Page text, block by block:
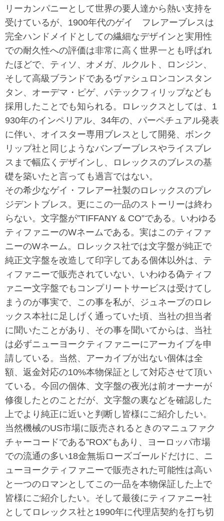
リーカンパニーとして世界の要人達から熱い支持を
受けているが、1900年代のゲイ フレアーブレスは
完全ハンドメイドとしての繊細なデザインと実用性
での耐久性への評価は非常に高く世界一とも呼ばれ
たほどで、ティソ、オメガ、ルクルト、ロンジン、
そして高級ブランドであるヴァシュロンコンスタン
タン、オーデマ・ピゲ、パテックフィリップなども
採用したことでも知られる。ロレックスとしては、1
930年のインペリアル、34年の、パーペチュアル発表
に伴い、オイスター専用ブレスとして開発、ボンク
リップ社と同じようなバンブーブレスやライスブレ
スまで幅広くデザインし、ロレックスのブレスの基
礎を築いたと言っても過言ではない。
その希少なゲイ・フレアー社製のロレックスのプレ
ジデントブレス。更にこの一品のストーリーは終わ
らない。文字盤が”TIFFANY & CO”である。いわゆる
ティファニーのWネームである。実はこのティファ
ニーのWネーム。ロレックス社では文字盤が純正で
純正文字盤を改造して印字してある個体以外は、テ
ィファニーで販売されていない、いわゆる偽ティフ
ァニー文字盤でもコンプリートサービスは受けてし
まうのが事実で、この事を私が、ジュネーブのロレ
ックス本社に足しげく通っていた頃、当社の担当者
に聞いたことがあり、その事を聞いてからは、当社
は必ずニューヨークティファニーにアーカイブを申
請している。当然、アーカイブが出ない個体は全
額、返金対応の10%本物保証として対応させて頂い
ている。今回の個体、文字盤の夜光は前オーナーが
修復したとのことだが、文字盤の裏などを確認した
上でより純正に近いと判断し皆様にご紹介したい。
当然機械のUS市場に販売されるときのマニュファク
チャーコードである”ROX”もあり、ヨーロッパ市場
での流通の多い18金無垢ローズゴールドだけに、ニ
ューヨークティファニーで販売された可能性は高い
と一つのロマンとしてこの一品を本物保証した上で
皆様にご紹介したい。そして最後にティファニー社
としてロレックス社と1990年に代理店契約を打ち切